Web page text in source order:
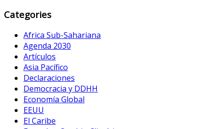
Categories
Africa Sub-Sahariana
Agenda 2030
Artículos
Asia Pacífico
Declaraciones
Democracia y DDHH
Economía Global
EEUU
El Caribe